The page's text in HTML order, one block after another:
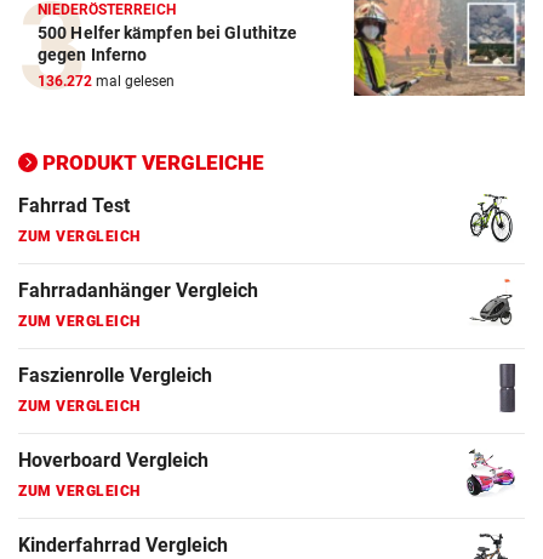
NIEDERÖSTERREICH
500 Helfer kämpfen bei Gluthitze
gegen Inferno
136.272 mal gelesen
PRODUKT VERGLEICHE
Elektro-Scooter Vergleich
ZUM VERGLEICH
ZUM VERGLEICH
Fahrrad Test
ZUM VERGLEICH
Fahrradanhänger Vergleich
ZUM VERGLEICH
Faszienrolle Vergleich
ZUM VERGLEICH
Hoverboard Vergleich
ZUM VERGLEICH
Kinderfahrrad Vergleich